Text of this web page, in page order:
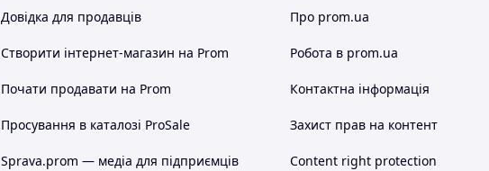
Довідка для продавців
Створити інтернет-магазин на Prom
Почати продавати на Prom
Просування в каталозі ProSale
Sprava.prom — медіа для підприємців
Про prom.ua
Робота в prom.ua
Контактна інформація
Захист прав на контент
Content right protection